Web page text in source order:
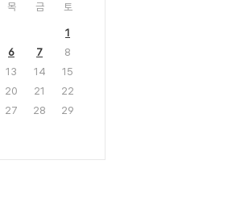
목 금 토
1
6 7
8
13 14
15
20 21
22
27 28
29